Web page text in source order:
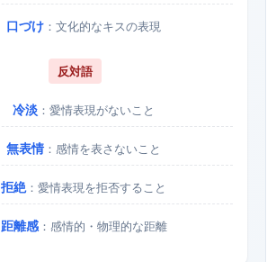
口づけ ：文化的なキスの表現
反対語
冷淡 ：愛情表現がないこと
無表情：感情を表さないこと
拒絶：愛情表現を拒否すること
距離感：感情的・物理的な距離